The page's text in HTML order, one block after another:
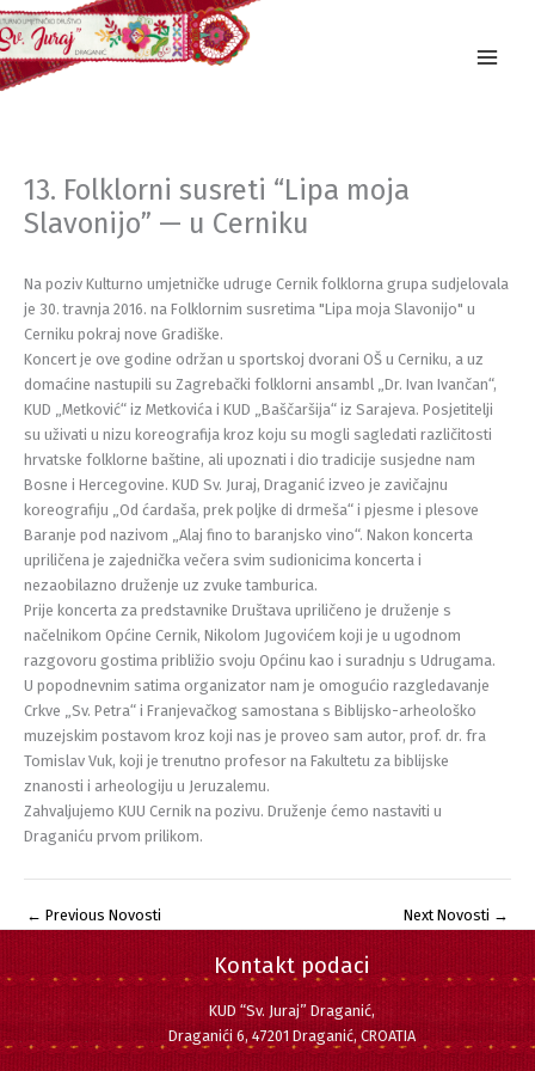
Skip
to
content
13. Folklorni susreti “Lipa moja
Slavonijo” — u Cerniku
Na poziv Kulturno umjetničke udruge Cernik folklorna grupa sudjelovala
je 30. travnja 2016. na Folklornim susretima "Lipa moja Slavonijo" u
Cerniku pokraj nove Gradiške.
Koncert je ove godine održan u sportskoj dvorani OŠ u Cerniku, a uz
domaćine nastupili su Zagrebački folklorni ansambl „Dr. Ivan Ivančan“,
KUD „Metković“ iz Metkovića i KUD „Baščaršija“ iz Sarajeva. Posjetitelji
su uživati u nizu koreografija kroz koju su mogli sagledati različitosti
hrvatske folklorne baštine, ali upoznati i dio tradicije susjedne nam
Bosne i Hercegovine. KUD Sv. Juraj, Draganić izveo je zavičajnu
koreografiju „Od ćardaša, prek poljke di drmeša“ i pjesme i plesove
Baranje pod nazivom „Alaj fino to baranjsko vino“. Nakon koncerta
upriličena je zajednička večera svim sudionicima koncerta i
nezaobilazno druženje uz zvuke tamburica.
Prije koncerta za predstavnike Društava upriličeno je druženje s
načelnikom Općine Cernik, Nikolom Jugovićem koji je u ugodnom
razgovoru gostima približio svoju Općinu kao i suradnju s Udrugama.
U popodnevnim satima organizator nam je omogućio razgledavanje
Crkve „Sv. Petra“ i Franjevačkog samostana s Biblijsko-arheološko
muzejskim postavom kroz koji nas je proveo sam autor, prof. dr. fra
Tomislav Vuk, koji je trenutno profesor na Fakultetu za biblijske
znanosti i arheologiju u Jeruzalemu.
Zahvaljujemo KUU Cernik na pozivu. Druženje ćemo nastaviti u
Draganiću prvom prilikom.
← Previous Novosti Next Novosti →
Kontakt podaci
KUD “Sv. Juraj” Draganić,
Draganići 6, 47201 Draganić, CROATIA